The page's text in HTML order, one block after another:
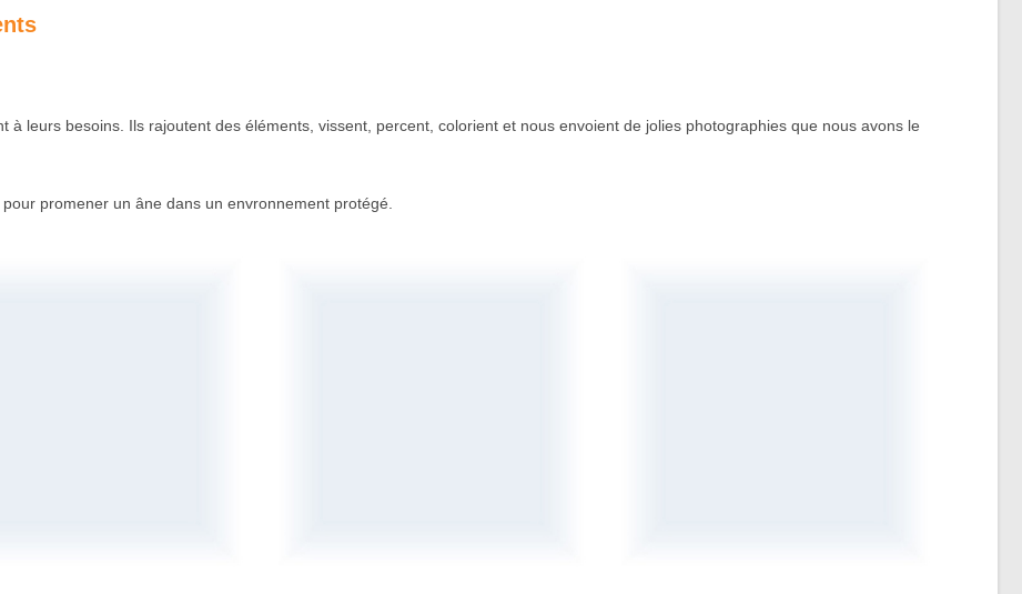
à leurs besoins. Ils rajoutent des éléments, vissent, percent, colorient et nous envoient de jolies photographies que nous avons le
promener un âne dans un envronnement protégé.